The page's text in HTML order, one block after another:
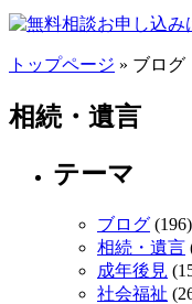
トップページ » ブログ
相続・遺言
テーマ
ブログ (196)
相続・遺言
成年後見
社会福祉